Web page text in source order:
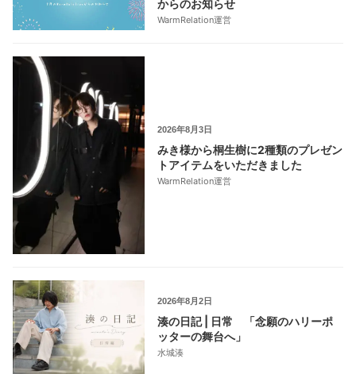
からのお知らせ
WarmRelation運営
2026年8月3日
みき様から桐生樹に2種類のプレゼン
トアイテムをいただきました
WarmRelation運営
2026年8月2日
湊の日記 | 日常 「念願のハリーポ
ッターの舞台へ」
水城湊